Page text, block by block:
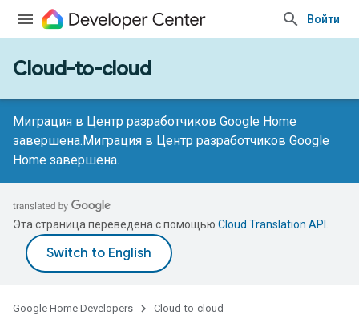
Войти
Cloud-to-cloud
Миграция в Центр разработчиков Google Home
завершена.Миграция в Центр разработчиков Google
Home завершена.
Эта страница переведена с помощью Cloud Translation API
Google Home Developers
Cloud-to-cloud